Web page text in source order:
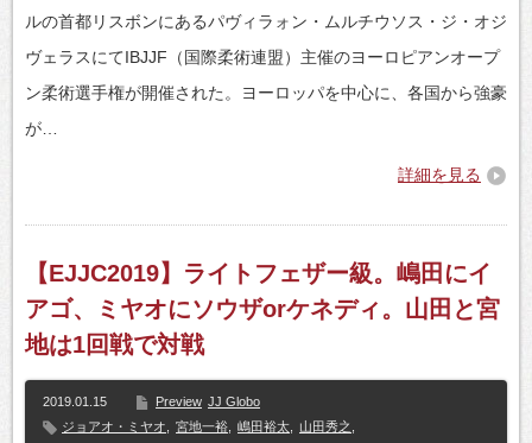
ルの首都リスボンにあるパヴィラォン・ムルチウソス・ジ・オジ
ヴェラスにてIBJJF（国際柔術連盟）主催のヨーロピアンオープ
ン柔術選手権が開催された。ヨーロッパを中心に、各国から強豪
が…
詳細を見る
【EJJC2019】ライトフェザー級。嶋田にイ
アゴ、ミヤオにソウザorケネディ。山田と宮
地は1回戦で対戦
2019.01.15 Preview JJ Globo
ジョアオ・ミヤオ
宮地一裕 嶋田裕太 山田秀之